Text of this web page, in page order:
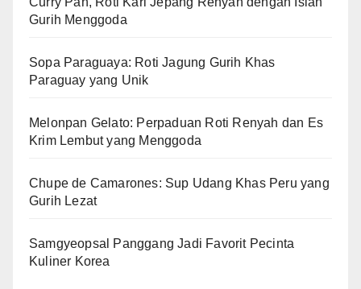
Gurih Menggoda
Sopa Paraguaya: Roti Jagung Gurih Khas
Paraguay yang Unik
Melonpan Gelato: Perpaduan Roti Renyah dan Es
Krim Lembut yang Menggoda
Chupe de Camarones: Sup Udang Khas Peru yang
Gurih Lezat
Samgyeopsal Panggang Jadi Favorit Pecinta
Kuliner Korea